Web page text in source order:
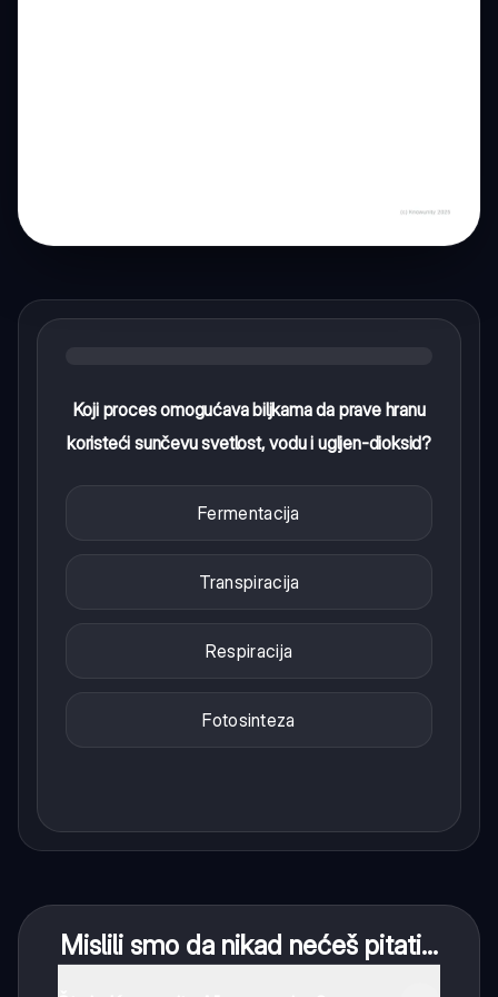
Koji proces omogućava biljkama da prave hranu
koristeći sunčevu svetlost, vodu i ugljen-dioksid?
Fermentacija
Transpiracija
Respiracija
Fotosinteza
Mislili smo da nikad nećeš pitati...